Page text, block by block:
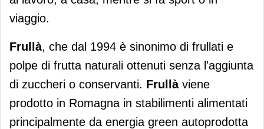
viaggio.
Frullà, che dal 1994 è sinonimo di frullati e
polpe di frutta naturali ottenuti senza l'aggiunta
di zuccheri o conservanti. Frullàviene
prodotto in Romagna in stabilimenti alimentati
principalmente da energia green autoprodotta